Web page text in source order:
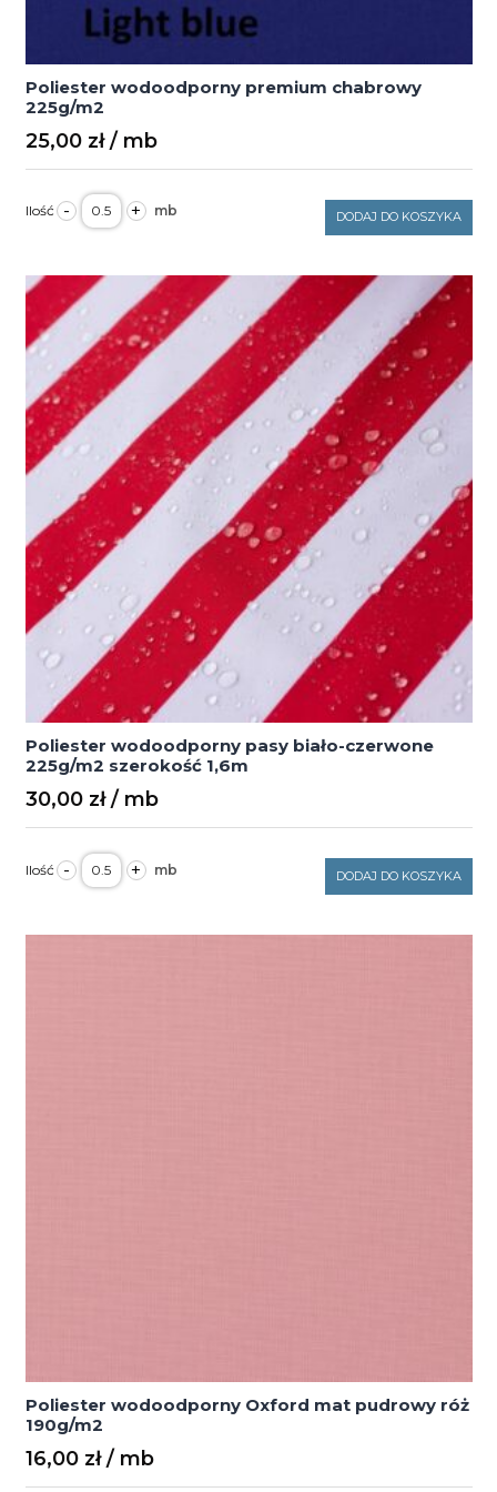
Poliester wodoodporny premium chabrowy
225g/m2
25,00 zł
- ilość
Poliester
wodoodporny
225g/m2
+ DODAJ DO KOSZYKA
Poliester wodoodporny pasy biało-czerwone
225g/m2 szerokość 1,6m
30,00 zł
- ilość
Poliester
wodoodporny
+ DODAJ DO KOSZYKA
Poliester wodoodporny Oxford mat pudrowy róż
190g/m2
16,00 zł